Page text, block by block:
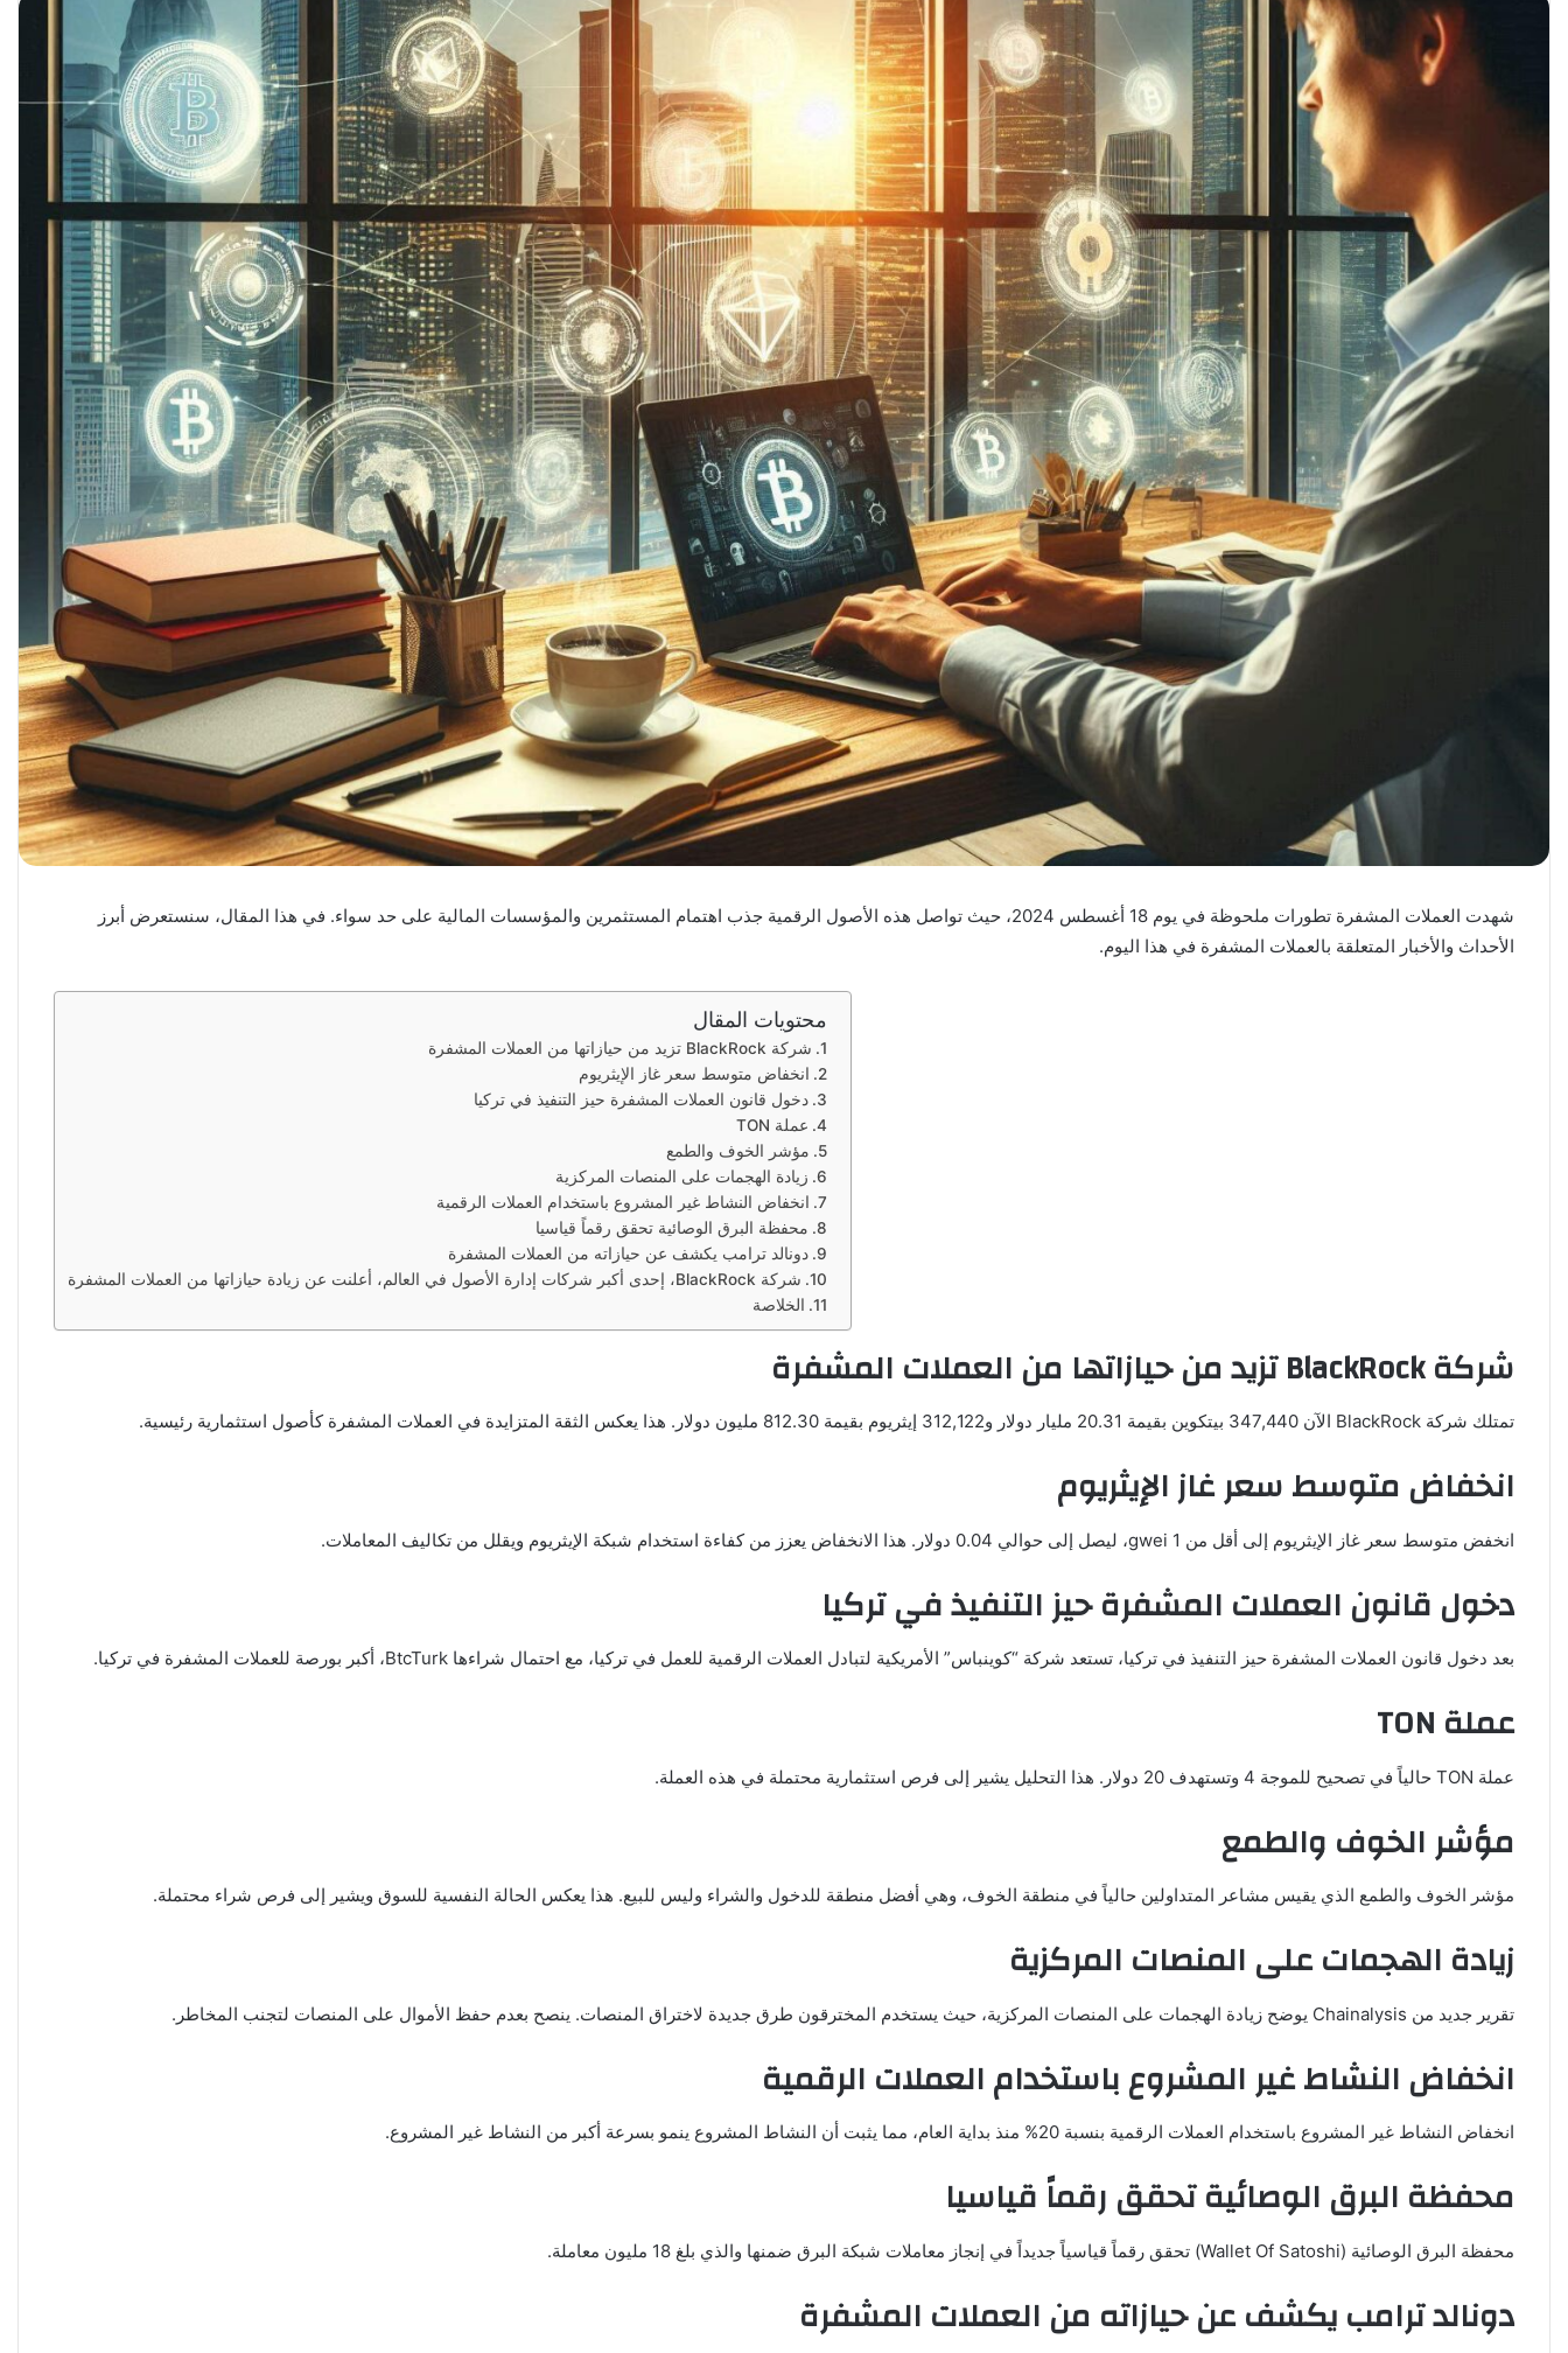
شهدت العملات المشفرة تطورات ملحوظة في يوم 18 أغسطس 2024، حيث تواصل هذه الأصول الرقمية جذب اهتمام المستثمرين والمؤسسات المالية على حد سواء. في هذا المقال، سنستعرض أبرز
الأحداث والأخبار المتعلقة بالعملات المشفرة في هذا اليوم.
محتويات المقال
شركة BlackRock تزيد من حيازاتها من العملات المشفرة
انخفاض متوسط سعر غاز الإيثريوم
دخول قانون العملات المشفرة حيز التنفيذ في تركيا
عملة TON
مؤشر الخوف والطمع
زيادة الهجمات على المنصات المركزية
انخفاض النشاط غير المشروع باستخدام العملات الرقمية
محفظة البرق الوصائية تحقق رقماً قياسيا
دونالد ترامب يكشف عن حيازاته من العملات المشفرة
شركة BlackRock، إحدى أكبر شركات إدارة الأصول في العالم، أعلنت عن زيادة حيازاتها من العملات المشفرة
الخلاصة
شركة BlackRock تزيد من حيازاتها من العملات المشفرة
تمتلك شركة BlackRock الآن 347,440 بيتكوين بقيمة 20.31 مليار دولار و312,122 إيثريوم بقيمة 812.30 مليون دولار. هذا يعكس الثقة المتزايدة في العملات المشفرة كأصول استثمارية رئيسية.
انخفاض متوسط سعر غاز الإيثريوم
انخفض متوسط سعر غاز الإيثريوم إلى أقل من 1 gwei، ليصل إلى حوالي 0.04 دولار. هذا الانخفاض يعزز من كفاءة استخدام شبكة الإيثريوم ويقلل من تكاليف المعاملات.
دخول قانون العملات المشفرة حيز التنفيذ في تركيا
بعد دخول قانون العملات المشفرة حيز التنفيذ في تركيا، تستعد شركة “كوينباس” الأمريكية لتبادل العملات الرقمية للعمل في تركيا، مع احتمال شراءها BtcTurk، أكبر بورصة للعملات المشفرة في تركيا.
عملة TON
عملة TON حالياً في تصحيح للموجة 4 وتستهدف 20 دولار. هذا التحليل يشير إلى فرص استثمارية محتملة في هذه العملة.
مؤشر الخوف والطمع
مؤشر الخوف والطمع الذي يقيس مشاعر المتداولين حالياً في منطقة الخوف، وهي أفضل منطقة للدخول والشراء وليس للبيع. هذا يعكس الحالة النفسية للسوق ويشير إلى فرص شراء محتملة.
زيادة الهجمات على المنصات المركزية
تقرير جديد من Chainalysis يوضح زيادة الهجمات على المنصات المركزية، حيث يستخدم المخترقون طرق جديدة لاختراق المنصات. ينصح بعدم حفظ الأموال على المنصات لتجنب المخاطر.
انخفاض النشاط غير المشروع باستخدام العملات الرقمية
انخفاض النشاط غير المشروع باستخدام العملات الرقمية بنسبة 20% منذ بداية العام، مما يثبت أن النشاط المشروع ينمو بسرعة أكبر من النشاط غير المشروع.
محفظة البرق الوصائية تحقق رقماً قياسيا
محفظة البرق الوصائية (Wallet Of Satoshi) تحقق رقماً قياسياً جديداً في إنجاز معاملات شبكة البرق ضمنها والذي بلغ 18 مليون معاملة.
دونالد ترامب يكشف عن حيازاته من العملات المشفرة